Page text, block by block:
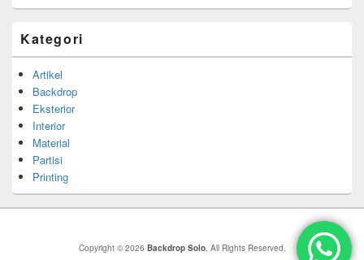
Kategori
Artikel
Backdrop
Eksterior
Interior
Material
Partisi
Printing
Copyright © 2026 Backdrop Solo. All Rights Reserved.